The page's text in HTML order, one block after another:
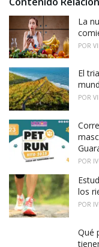
:
La
POR
El
POR
POR
los
POR
Qué